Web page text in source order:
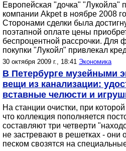
Европейская "дочка" "Лукойла"
компании Akpet в ноябре 2008
Сторонами сделки была
поэтапной оплате цены
беспроцентной рассрочки. Для
покупки "Лукойл" привлекал
30 октября 2009 г., 18:41 Экономика
В Петербурге музейными
вещи из канализации:
вставные челюсти и
На станции очистки, при
что коллекция пополняется
составляют три четверти
не застревают в решетках - они
песком свозятся на